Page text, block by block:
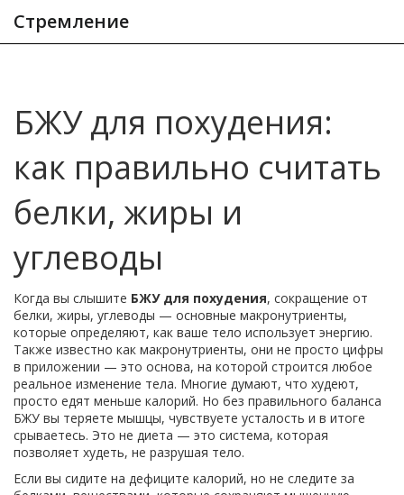
Стремление
БЖУ для похудения:
как правильно считать
белки, жиры и
углеводы
Когда вы слышите БЖУ для похудения, сокращение от
белки, жиры, углеводы — основные макронутриенты,
которые определяют, как ваше тело использует энергию.
Также известно как макронутриенты, они не просто цифры
в приложении — это основа, на которой строится любое
реальное изменение тела. Многие думают, что худеют,
просто едят меньше калорий. Но без правильного баланса
БЖУ вы теряете мышцы, чувствуете усталость и в итоге
срываетесь. Это не диета — это система, которая
позволяет худеть, не разрушая тело.
Если вы сидите на дефиците калорий, но не следите за